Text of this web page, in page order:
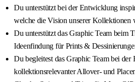
Du unterstützt bei der Entwicklung
welche die Vision unserer Kollektionen
Du unterstützt das Graphic Team beim
Ideenfindung für Prints &
Du begleitest das Graphic Team bei der
kollektionsrelevanter Allover- und